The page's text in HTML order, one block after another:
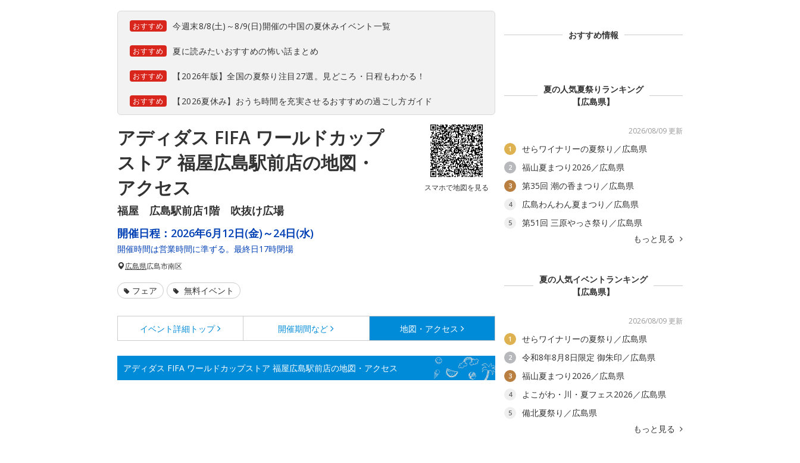
おすすめ 今週末8/8(土)～8/9(日)開催の中国の夏休みイベント一覧
おすすめ 夏に読みたいおすすめの怖い話まとめ
おすすめ 【2026年版】全国の夏祭り注目27選。見どころ・日程もわかる！
おすすめ 【2026夏休み】おうち時間を充実させるおすすめの過ごし方ガイド
アディダス FIFA ワールドカップ
ストア 福屋広島駅前店の地図・
アクセス
福屋 広島駅前店1階 吹抜け広場
スマホで地図を見る
開催日程： 2026年6月12日(金)～24日(水)
開催時間は営業時間に準ずる。最終日17時閉場
広島県広島市南区
フェア 無料イベント
イベント詳細 トップ 開催期間など 地図・アクセス
アディダス FIFA ワールドカップストア 福屋広島駅前店の地図・アクセス
おすすめ情報
夏の人気夏祭りランキング
【広島県】
2026/08/09 更新
1 せらワイナリーの夏祭り／広島県
2 福山夏まつり2026／広島県
3 第35回 潮の香まつり／広島県
4 広島わんわん夏まつり／広島県
5
第51回 三原やっさ祭り／広島県
もっと見る
夏の人気イベントランキング
【広島県】
2026/08/09 更新
1 せらワイナリーの夏祭り／広島県
2 令和8年8月8日限定 御朱印／広島県
3 福山夏まつり2026／広島県
4 よこがわ・川・夏フェス2026／広島県
5
備北夏祭り／広島県
もっと見る